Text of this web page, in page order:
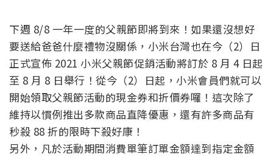
下週 8/8 一年一度的父親節即將到來！如果還沒想好
要送給爸爸什麼禮物沒關係，小米台灣也在今（2）日
正式宣佈 2021 小米父親節促銷活動將訂於 8 月 4 日起
至 8 月 8 日舉行！從今（2）日起，小米會員們就可以
開始領取父親節活動的現金券和折價券囉！這次除了
維持以慣例推出多款商品直降優惠，還有許多商品有
秒殺 88 折的限時下殺好康！
另外，凡於活動期間消費單筆訂單金額達到指定金額